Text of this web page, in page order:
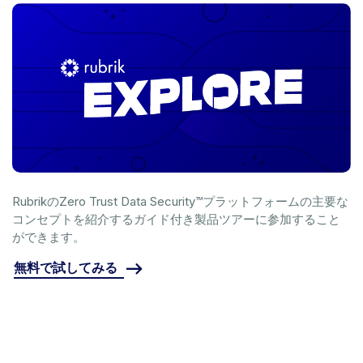
RubrikのZero Trust Data Security™プラットフォームの主要な
コンセプトを紹介するガイド付き製品ツアーに参加すること
ができます。
無料で試してみる